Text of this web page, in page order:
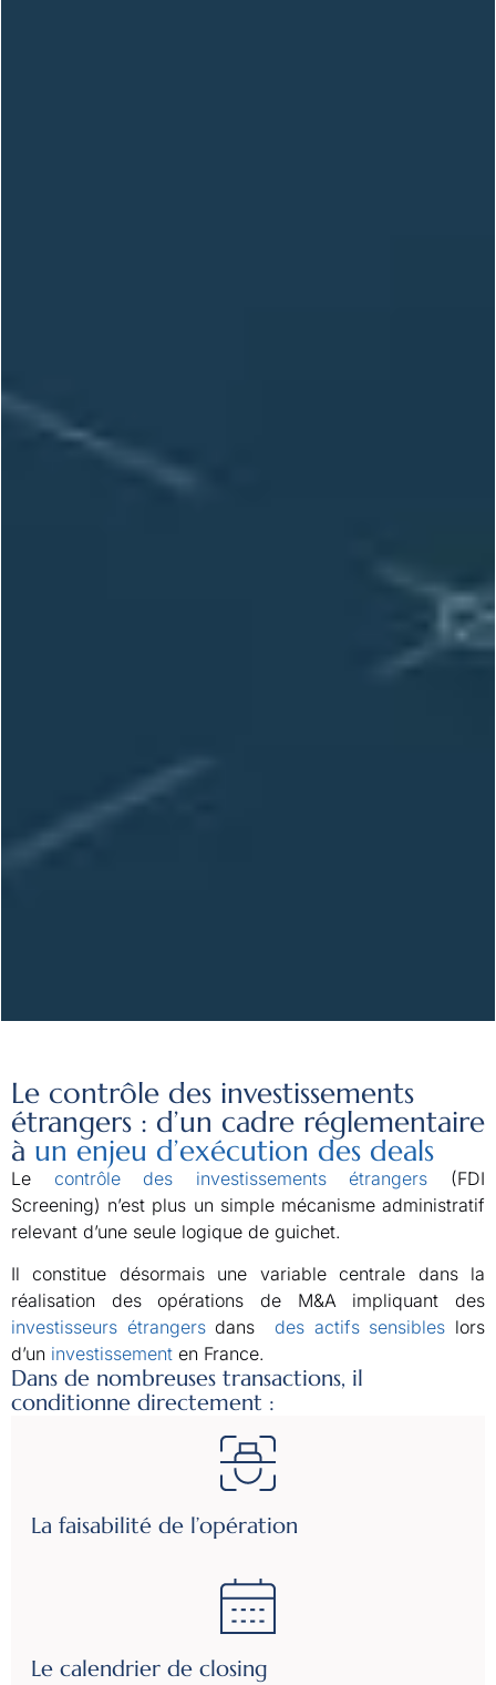
Le contrôle des investissements
étrangers : d’un cadre réglementaire
à un enjeu d’exécution des deals
Le contrôle des investissements étrangers (FDI
Screening) n’est plus un simple mécanisme administratif
relevant d’une seule logique de guichet.
Il constitue désormais une variable centrale dans la
réalisation des opérations de M&A impliquant des
investisseurs étrangersdans des actifs sensibles lors
d’un investissement en France.
Dans de nombreuses transactions, il
conditionne directement :
La faisabilité de l’opération
Le calendrier de closing